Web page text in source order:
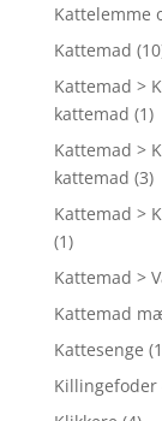
Kattelemme
Kattemad
Kattemad >
kattemad (1)
Kattemad >
kattemad (3)
Kattemad >
(1)
Kattemad >
Kattemad
Kattesenge